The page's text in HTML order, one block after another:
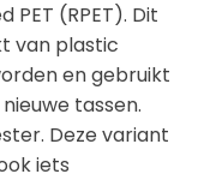
(RPET). Dit
van plastic
en gebruikt
tassen.
Deze variant
iets